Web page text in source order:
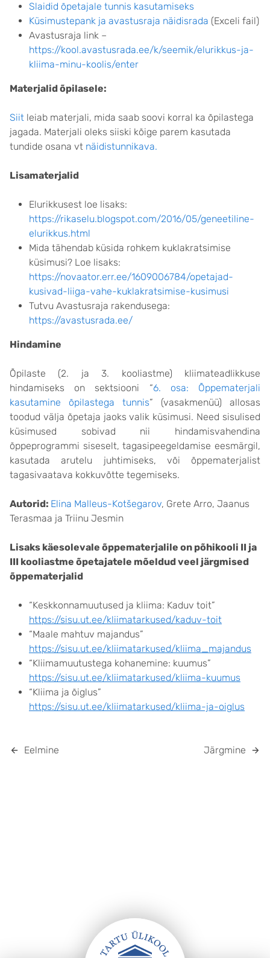
Slaidid õpetajale tunnis kasutamiseks
Küsimustepank ja avastusraja näidisrada (Exceli fail)
Avastusraja link –
https://kool.avastusrada.ee/k/seemik/elurikkus-ja-
kliima-minu-koolis/enter
Materjalid õpilasele:
Siit leiab materjali, mida saab soovi korral ka õpilastega
jagada. Materjali oleks siiski kõige parem kasutada
tundide osana vt näidistunnikava.
Lisamaterjalid
Elurikkusest loe lisaks:
https://rikaselu.blogspot.com/2016/05/geneetiline-
elurikkus.html
Mida tähendab küsida rohkem kuklakratsimise
küsimusi? Loe lisaks:
https://novaator.err.ee/1609006784/opetajad-
kusivad-liiga-vahe-kuklakratsimise-kusimusi
Tutvu Avastusraja rakendusega:
https://avastusrada.ee/
Hindamine
Õpilaste (2. ja 3. kooliastme) kliimateadlikkuse
hindamiseks on sektsiooni “6. osa: Õppematerjali
kasutamine õpilastega tunnis” (vasakmenüü) allosas
toodud välja õpetaja jaoks valik küsimusi. Need sisulised
küsimused sobivad nii hindamisvahendina
õppeprogrammi siseselt, tagasipeegeldamise eesmärgil,
kasutada arutelu juhtimiseks, või õppematerjalist
tagasivaatava kokkuvõtte tegemiseks.
Autorid: Elina Malleus-Kotšegarov, Grete Arro, Jaanus
Terasmaa ja Triinu Jesmin
Lisaks käesolevale õppematerjalile on põhikooli II ja
III kooliastme õpetajatele mõeldud veel järgmised
õppematerjalid
“Keskkonnamuutused ja kliima: Kaduv toit”
https://sisu.ut.ee/kliimatarkused/kaduv-toit
“Maale mahtuv majandus”
https://sisu.ut.ee/kliimatarkused/kliima_majandus
“Kliimamuutustega kohanemine: kuumus”
https://sisu.ut.ee/kliimatarkused/kliima-kuumus
“Kliima ja õiglus”
https://sisu.ut.ee/kliimatarkused/kliima-ja-oiglus
Eelmine Järgmine